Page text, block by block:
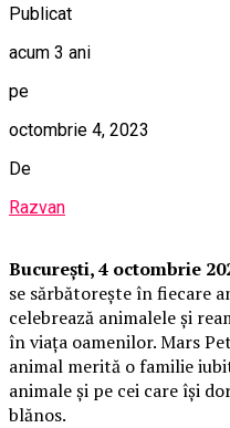
Publicat
acum 3 ani
pe
octombrie 4, 2023
De
Razvan
București, 4 octombrie
se sărbătorește în fiecare
celebrează animalele și
în viața oamenilor. Mars
animal merită o familie
animale și pe cei care își
blănos.